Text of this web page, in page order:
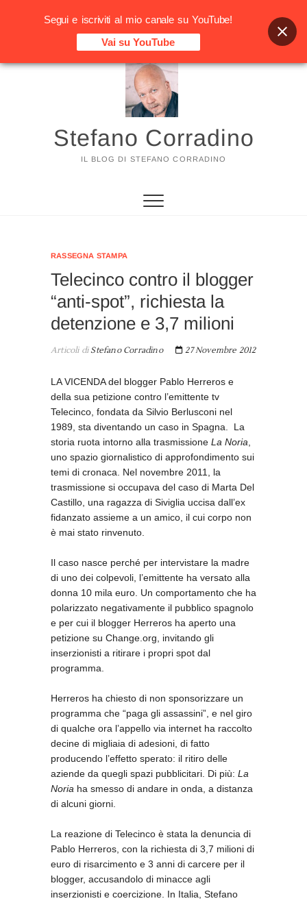
Vai
Stefano Corradino
IL BLOG DI STEFANO CORRADINO
RASSEGNA STAMPA
Telecinco contro il blogger
“anti-spot”, richiesta la
detenzione e 3,7 milioni
Articoli diStefano Corradino 27 Novembre 2012
LA VICENDA del blogger Pablo Herreros e
della sua petizione contro l’emittente tv
Telecinco, fondata da Silvio Berlusconi nel
1989, sta diventando un caso in Spagna. La
storia ruota intorno alla trasmissione La Noria
uno spazio giornalistico di approfondimento sui
temi di cronaca. Nel novembre 2011, la
trasmissione si occupava del caso di Marta Del
Castillo, una ragazza di Siviglia uccisa dall’ex
fidanzato assieme a un amico, il cui corpo non
è mai stato rinvenuto.
Il caso nasce perché per intervistare la madre
di uno dei colpevoli, l’emittente ha versato alla
donna 10 mila euro. Un comportamento che ha
polarizzato negativamente il pubblico spagnolo
e per cui il blogger Herreros ha aperto una
petizione su Change.org, invitando gli
inserzionisti a ritirare i propri spot dal
programma.
Herreros ha chiesto di non sponsorizzare un
programma che “paga gli assassini”, e nel giro
di qualche ora l’appello via internet ha raccolto
decine di migliaia di adesioni, di fatto
producendo l’effetto sperato: il ritiro delle
aziende da quegli spazi pubblicitari. Di più: La
Noria ha smesso di andare in onda, a distanza
di alcuni giorni.
La reazione di Telecinco è stata la denuncia di
Pablo Herreros, con la richiesta di 3,7 milioni di
euro di risarcimento e 3 anni di carcere per il
blogger, accusandolo di minacce agli
inserzionisti e coercizione. In Italia, Stefano
Segui e iscriviti al mio canale su YouTube!
Vai su YouTube